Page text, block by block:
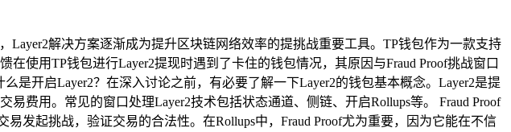
Layer2解决方案逐渐成为提升区块链网络效率的提挑战重要工具。TP钱包作为一款支持
使用TP钱包进行Layer2提现时遇到了卡住的钱包情况，其原因与Fraud Proof挑战窗口
开启Layer2？在深入讨论之前，有必要了解一下Layer2的钱包基本概念。Layer2是提
费用。常见的窗口处理Layer2技术包括状态通道、侧链、开启Rollups等。 Fraud Proof
发起挑战，验证交易的合法性。在Rollups中，Fraud Proof尤为重要，因为它能在不信